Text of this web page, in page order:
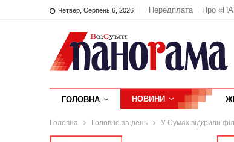
Четвер, Серпень 6, 2026 Передплата Про
ГОЛОВНА НОВИНИ
Головна Головне за день У Сумах відкрили